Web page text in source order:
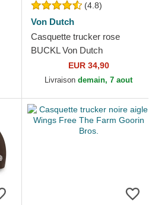
(4.8)
Von Dutch
Casquette trucker rose
BUCKL Von Dutch
EUR 34,90
Livraison demain, 7 aout